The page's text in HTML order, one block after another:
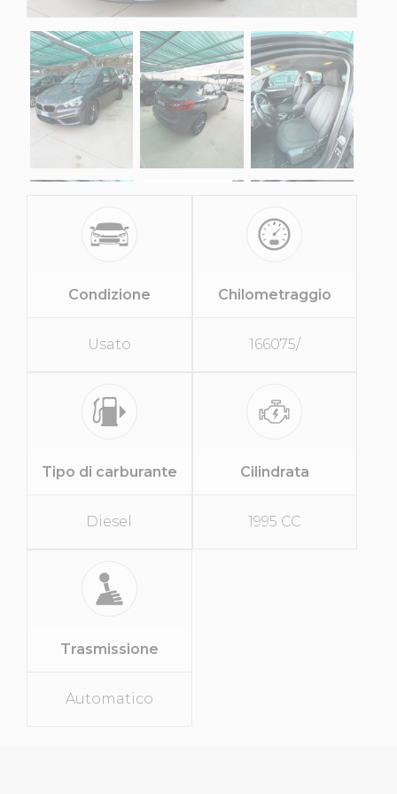
Condizione
Usato
Chilometraggio
166075/
Tipo di carburante
Diesel
Cilindrata
1995 CC
Trasmissione
Automatico